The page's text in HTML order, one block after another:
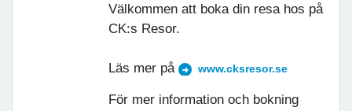
Välkommen att boka din resa hos på
CK:s Resor.
Läs mer på www.cksresor.se
För mer information och bokning